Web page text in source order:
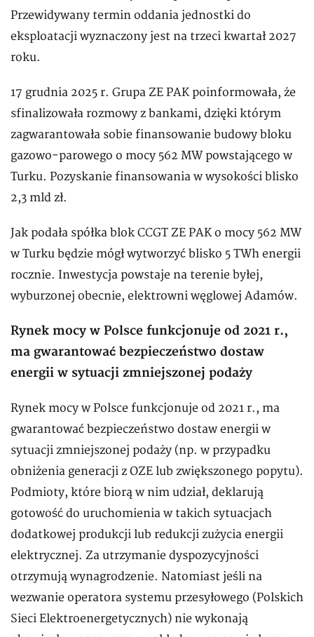
Przewidywany termin oddania jednostki do
eksploatacji wyznaczony jest na trzeci kwartał 2027
roku.
17 grudnia 2025 r. Grupa ZE PAK poinformowała, że
sfinalizowała rozmowy z bankami, dzięki którym
zagwarantowała sobie finansowanie budowy bloku
gazowo-parowego o mocy 562 MW powstającego w
Turku. Pozyskanie finansowania w wysokości blisko
2,3 mld zł.
Jak podała spółka blok CCGT ZE PAK o mocy 562 MW
w Turku będzie mógł wytworzyć blisko 5 TWh energii
rocznie. Inwestycja powstaje na terenie byłej,
wyburzonej obecnie, elektrowni węglowej Adamów.
Rynek mocy w Polsce funkcjonuje od 2021 r.,
ma gwarantować bezpieczeństwo dostaw
energii w sytuacji zmniejszonej podaży
Rynek mocy w Polsce funkcjonuje od 2021 r., ma
gwarantować bezpieczeństwo dostaw energii w
sytuacji zmniejszonej podaży (np. w przypadku
obniżenia generacji z OZE lub zwiększonego popytu).
Podmioty, które biorą w nim udział, deklarują
gotowość do uruchomienia w takich sytuacjach
dodatkowej produkcji lub redukcji zużycia energii
elektrycznej. Za utrzymanie dyspozycyjności
otrzymują wynagrodzenie. Natomiast jeśli na
wezwanie operatora systemu przesyłowego (Polskich
Sieci Elektroenergetycznych) nie wykonają